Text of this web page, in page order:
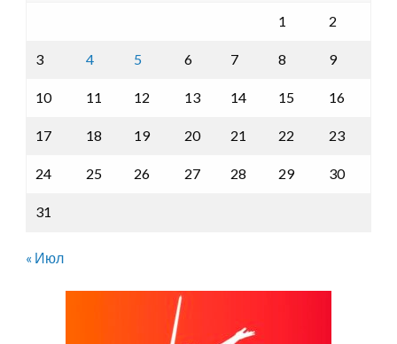
1 2
3 4 5 6 7 8 9
10 11 12 13 14 15 16
17 18 19 20 21 22 23
24 25 26 27 28 29 30
31
« Июл